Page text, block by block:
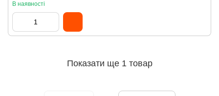
В наявності
Показати ще 1 товар